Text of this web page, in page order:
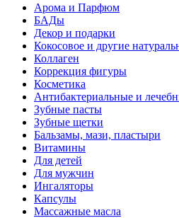
Арома и Парфюм
БАДы
Декор и подарки
Кокосовое и другие
Коллаген
Коррекция фигуры
Косметика
Антибактериальные и
Зубные пасты
Зубные щетки
Бальзамы, мази, пластыри
Витамины
Для детей
Для мужчин
Ингаляторы
Капсулы
Массажные масла